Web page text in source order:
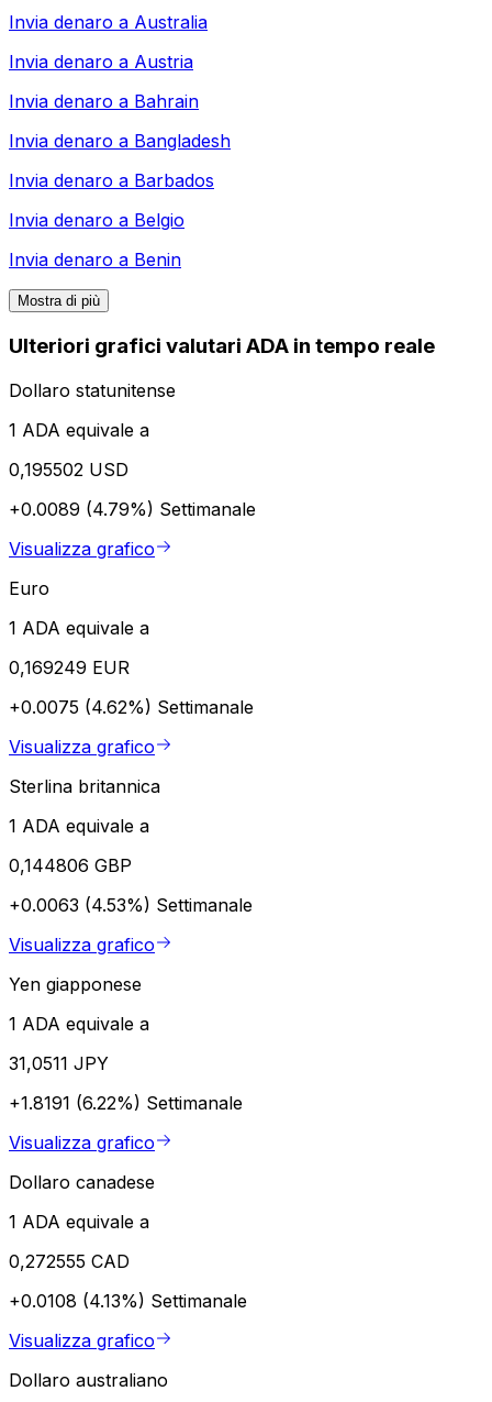
Invia denaro a Australia
Invia denaro a Austria
Invia denaro a Bahrain
Invia denaro a Bangladesh
Invia denaro a Barbados
Invia denaro a Belgio
Invia denaro a Benin
Mostra di più
Ulteriori grafici valutari ADA in tempo reale
Dollaro statunitense
1 ADA equivale a
0,195502 USD
+0.0089 (4.79%) Settimanale
Visualizza grafico
Euro
1 ADA equivale a
0,169249 EUR
+0.0075 (4.62%) Settimanale
Visualizza grafico
Sterlina britannica
1 ADA equivale a
0,144806 GBP
+0.0063 (4.53%) Settimanale
Visualizza grafico
Yen giapponese
1 ADA equivale a
31,0511 JPY
+1.8191 (6.22%) Settimanale
Visualizza grafico
Dollaro canadese
1 ADA equivale a
0,272555 CAD
+0.0108 (4.13%) Settimanale
Visualizza grafico
Dollaro australiano